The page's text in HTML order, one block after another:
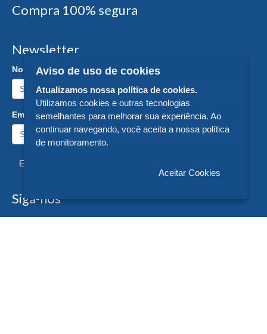
Compra 100% segura
Newsletter
Nome:
Email:
Enviar
Siga-nos
Aviso de uso de cookies
Atualizamos nossa política de cookies.
Utilizamos cookies e outras tecnologias
semelhantes para melhorar sua experiência. Ao
continuar navegando, você aceita a nossa política
de monitoramento.
Aceitar Cookies